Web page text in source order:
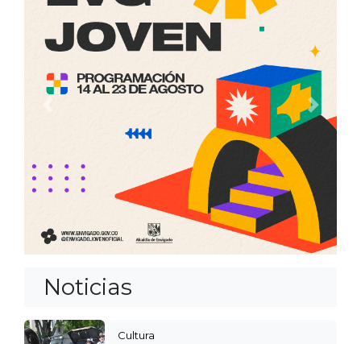
Noticias
Cultura